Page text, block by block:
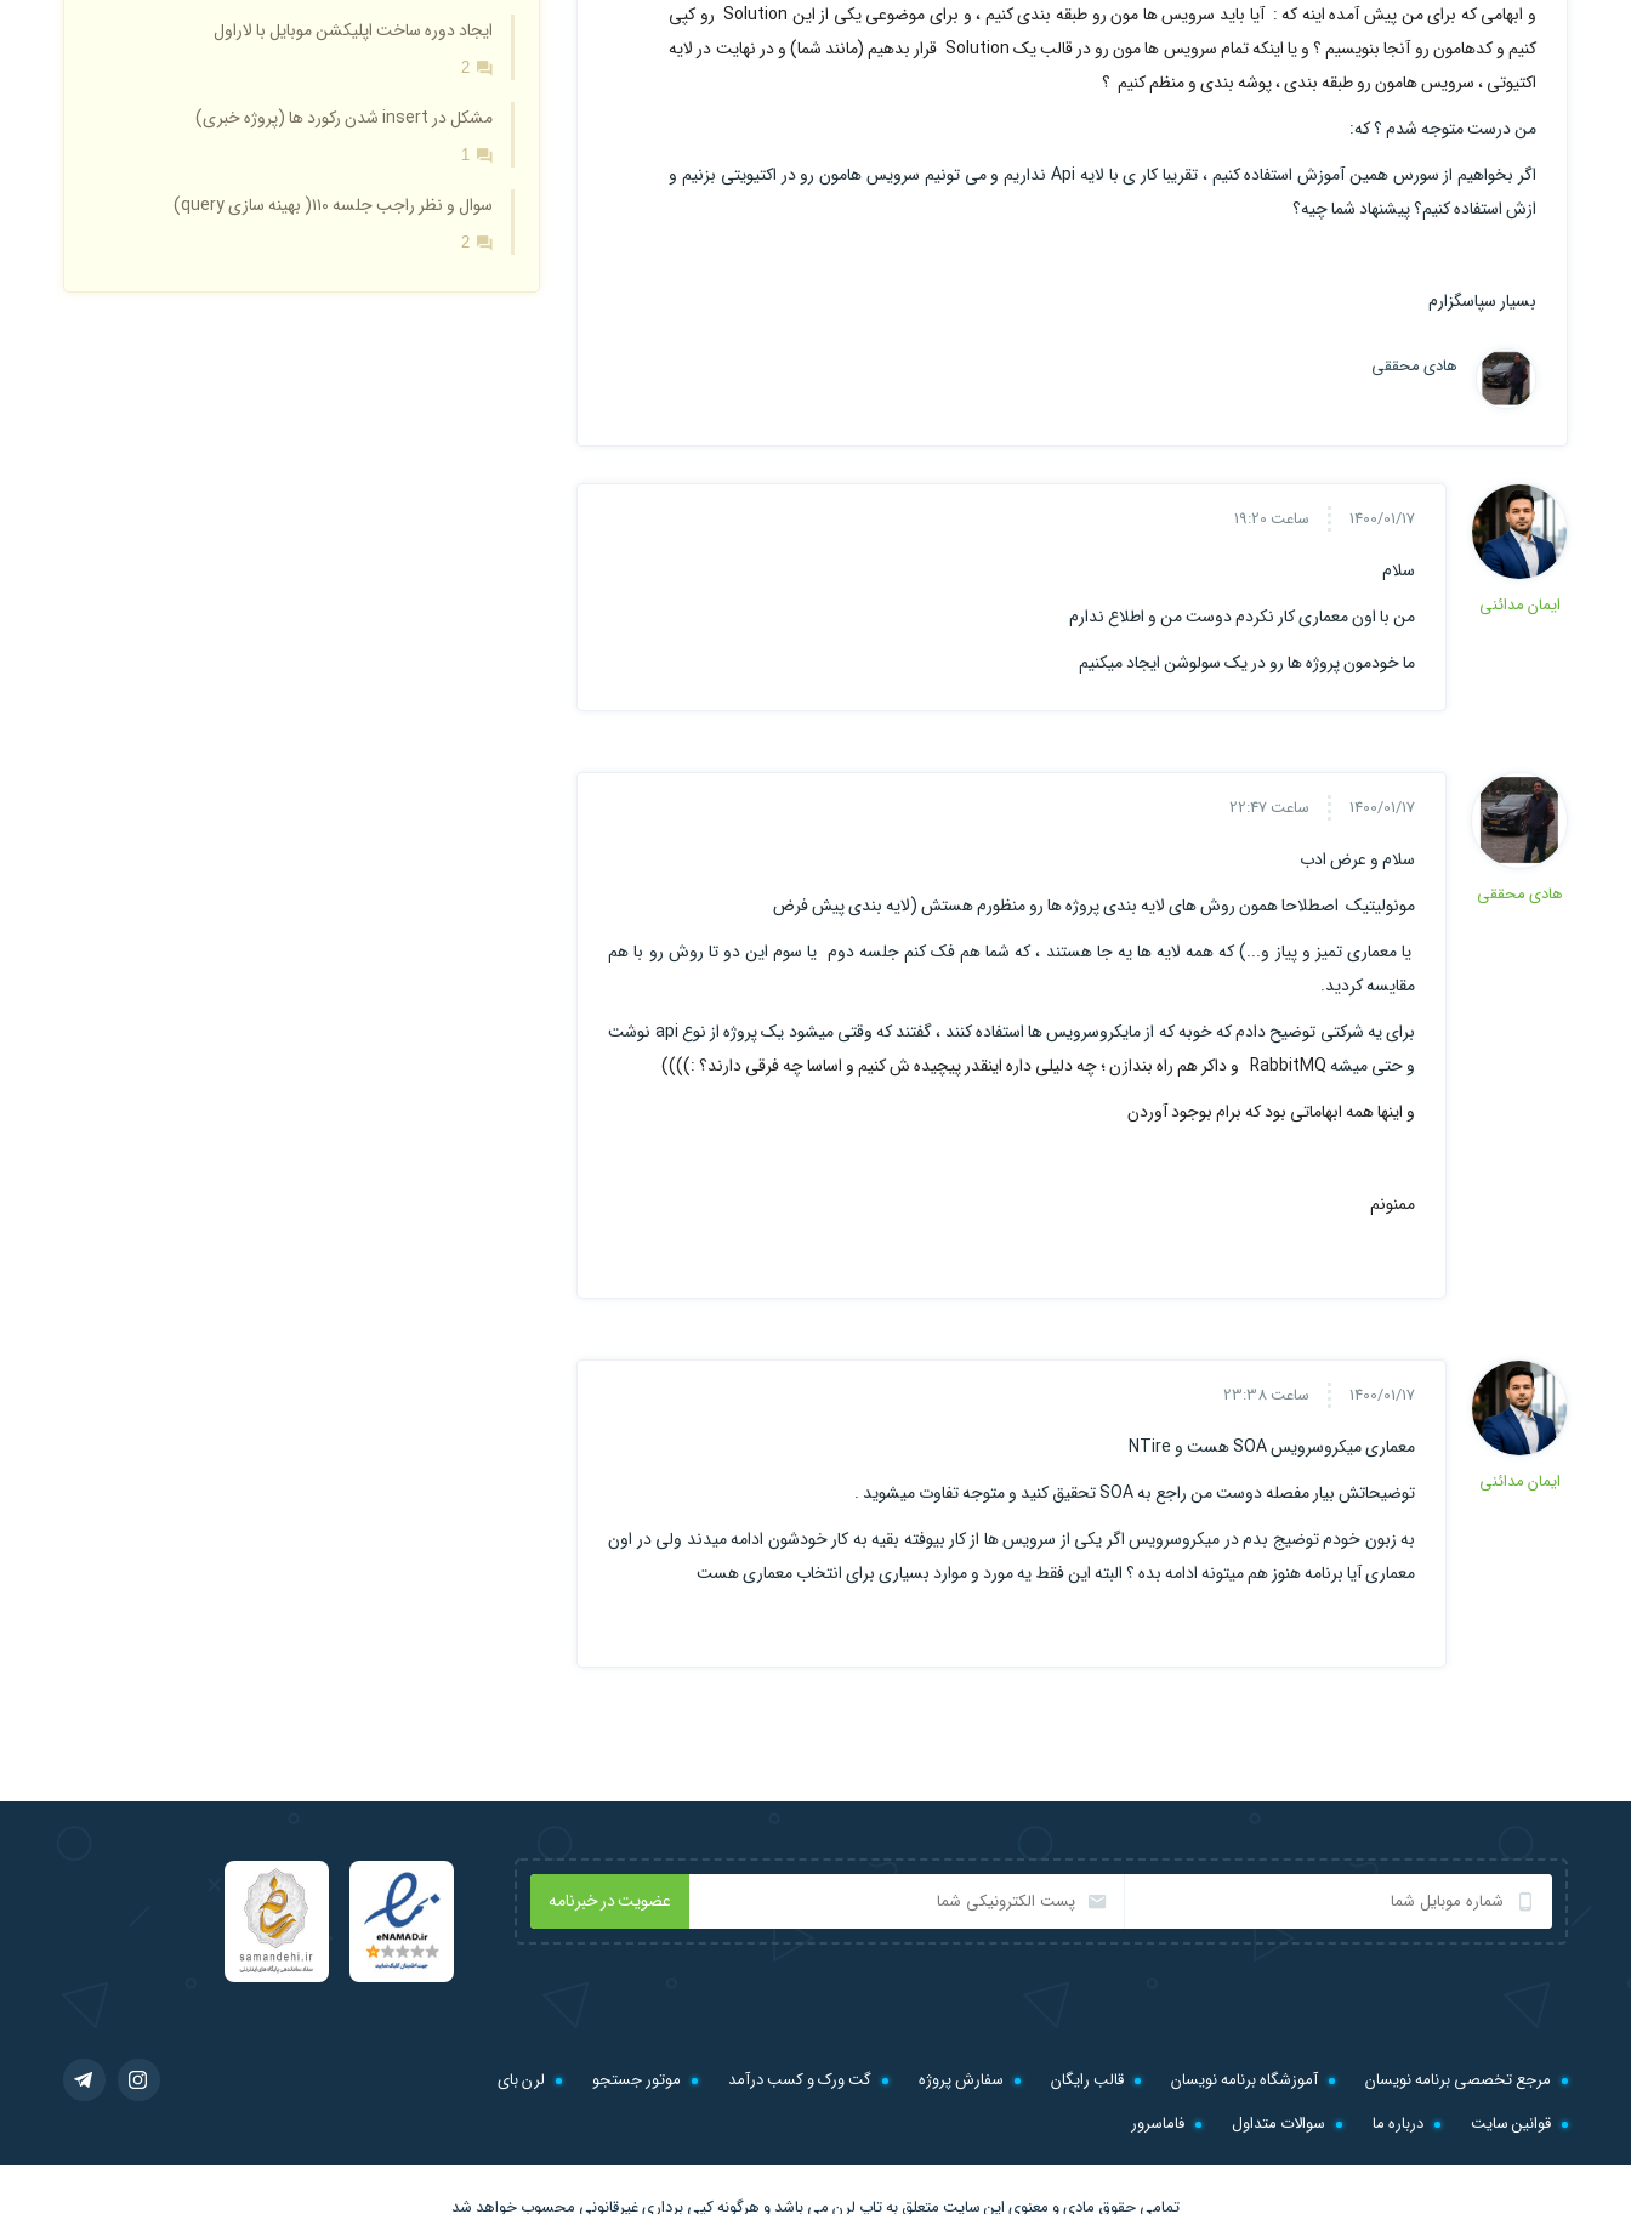
و ابهامی که برای من پیش آمده اینه که : آیا باید سرویس ها مون رو طبقه بندی کنیم ، و برای موضوعی یکی از این Solution رو کپی
کنیم و کدهامون رو آنجا بنویسیم ؟ و یا اینکه تمام سرویس ها مون رو در قالب یک Solution قرار بدهیم (مانند شما) و در نهایت در لایه
اکتیوتی ، سرویس هامون رو طبقه بندی ، پوشه بندی و منظم کنیم ؟
من درست متوجه شدم ؟ که:
اگر بخواهیم از سورس همین آموزش استفاده کنیم ، تقریبا کار ی با لایه Api نداریم و می تونیم سرویس هامون رو در اکتیویتی بزنیم و
ازش استفاده کنیم؟ پیشنهاد شما چیه؟
بسیار سپاسگزارم
هادی محققی
ایمان مدائنی
1400/01/17 ساعت 19:20
سلام
من با اون معماری کار نکردم دوست من و اطلاع ندارم
ما خودمون پروژه ها رو در یک سولوشن ایجاد میکنیم
هادی محققی
1400/01/17 ساعت 22:47
سلام و عرض ادب
مونولیتیک اصطلاحا همون روش های لایه بندی پروژه ها رو منظورم هستش (لایه بندی پیش فرض
یا معماری تمیز و پیاز و...) که همه لایه ها یه جا هستند ، که شما هم فک کنم جلسه دوم یا سوم این دو تا روش رو با هم
مقایسه کردید.
برای یه شرکتی توضیح دادم که خوبه که از مایکروسرویس ها استفاده کنند ، گفتند که وقتی میشود یک پروژه از نوع api نوشت
و حتی میشهRabbitMQ و داکر هم راه بندازن ؛ چه دلیلی داره اینقدر پیچیده ش کنیم و اساسا چه فرقی دارند؟ :))))
و اینها همه ابهاماتی بود که برام بوجود آوردن
ممنونم
ایمان مدائنی
1400/01/17 ساعت 23:38
معماری میکروسرویس SOA هست و NTire
توضیحاتش بیار مفصله دوست من راجع به SOA تحقیق کنید و متوجه تفاوت میشوید .
به زبون خودم توضیج بدم در میکروسرویس اگر یکی از سرویس ها از کار بیوفته بقیه به کار خودشون ادامه میدند ولی در اون
معماری آیا برنامه هنوز هم میتونه ادامه بده ؟ البته این فقط یه مورد و موارد بسیاری برای انتخاب معماری هست
ایجاد دوره ساخت اپلیکشن موبایل با لاراول
2
مشکل در insert شدن رکورد ها (پروژه خبری)
1
سوال و نظر راجب جلسه ۱۱۰( بهینه سازی query)
2
عضویت در خبرنامه
مرجع تخصصی برنامه نویسان آموزشگاه برنامه نویسان قالب رایگان سفارش پروژه گت ورک و کسب درآمد موتور جستجو
لرن بای
قوانین سایت
درباره ما سوالات متداول فاماسرور
تمامی حقوق مادی و معنوی این سایت متعلق بهتاپ لرنمی باشد و هرگونه کپی برداری غیرقانونی محسوب خواهد شد